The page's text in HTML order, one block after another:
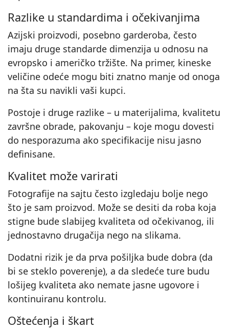
Razlike u standardima i očekivanjima
Azijski proizvodi, posebno garderoba, često
imaju druge standarde dimenzija u odnosu na
evropsko i američko tržište. Na primer, kineske
veličine odeće mogu biti znatno manje od onoga
na šta su navikli vaši kupci.
Postoje i druge razlike – u materijalima, kvalitetu
završne obrade, pakovanju – koje mogu dovesti
do nesporazuma ako specifikacije nisu jasno
definisane.
Kvalitet može varirati
Fotografije na sajtu često izgledaju bolje nego
što je sam proizvod. Može se desiti da roba koja
stigne bude slabijeg kvaliteta od očekivanog, ili
jednostavno drugačija nego na slikama.
Dodatni rizik je da prva pošiljka bude dobra (da
bi se steklo poverenje), a da sledeće ture budu
lošijeg kvaliteta ako nemate jasne ugovore i
kontinuiranu kontrolu.
Oštećenja i škart